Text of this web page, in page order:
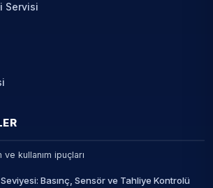
Servisi
kullanım ipuçları
Basınç, Sensör ve Tahliye Kontrolü